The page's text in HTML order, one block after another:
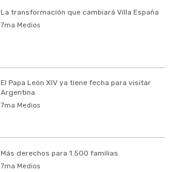
La transformación que cambiará Villa España
7ma Medios
El Papa León XIV ya tiene fecha para visitar
Argentina
7ma Medios
Más derechos para 1.500 familias
7ma Medios